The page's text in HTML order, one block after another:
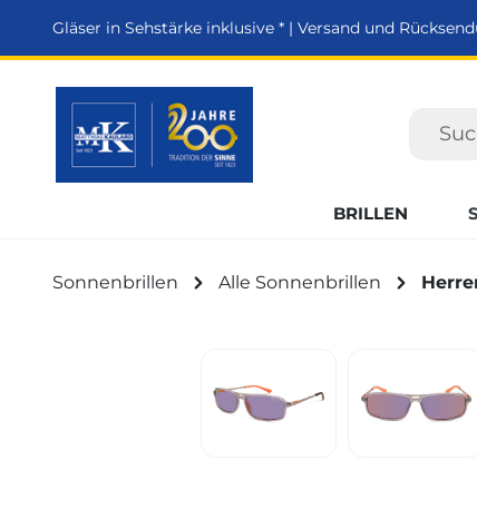
Zur Hauptnavigation springen
Gläser in Sehstärke inklusive * | Versand und
BRILLEN
Sonnenbrillen Alle Sonnenbrillen